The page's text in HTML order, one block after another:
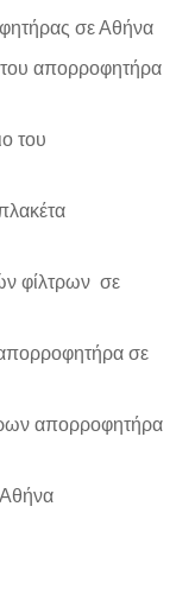
σε Αθήνα
απορροφητήρα
του
φίλτρων σε
σε
απορροφητήρα